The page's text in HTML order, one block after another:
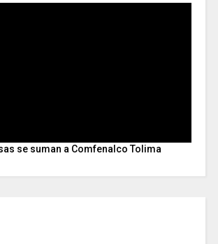
se suman a Comfenalco Tolima